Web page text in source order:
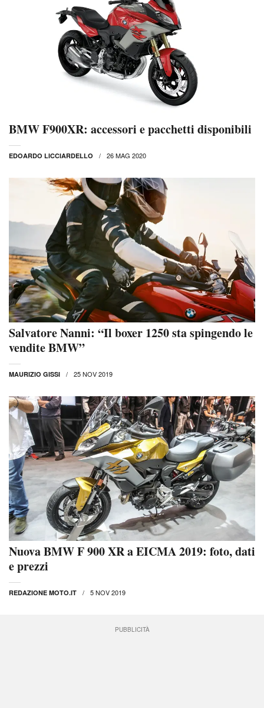
BMW F900XR: accessori e pacchetti disponibili
EDOARDO LICCIARDELLO 26 MAG 2020
Salvatore Nanni: “Il boxer 1250 sta spingendo le
vendite BMW”
MAURIZIO GISSI 25 NOV 2019
Nuova BMW F 900 XR a EICMA 2019: foto, dati
e prezzi
REDAZIONE MOTO.IT 5 NOV 2019
PUBBLICITÀ